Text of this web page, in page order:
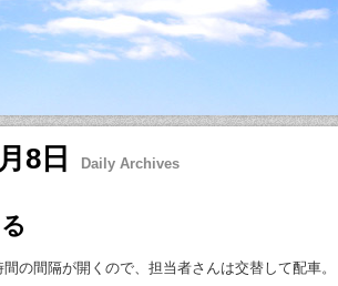
8日 Daily Archives
の間隔が開くので、担当者さんは交替して配車。